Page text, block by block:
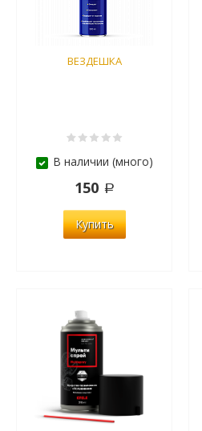
ВЕЗДЕШКА
В наличии (много)
150
Купить